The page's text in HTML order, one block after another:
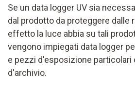
Se un data logger UV sia
dal prodotto da proteggere dalle
effetto la luce abbia su tali
vengono impiegati data logger
e pezzi d'esposizione particolari
d'archivio.